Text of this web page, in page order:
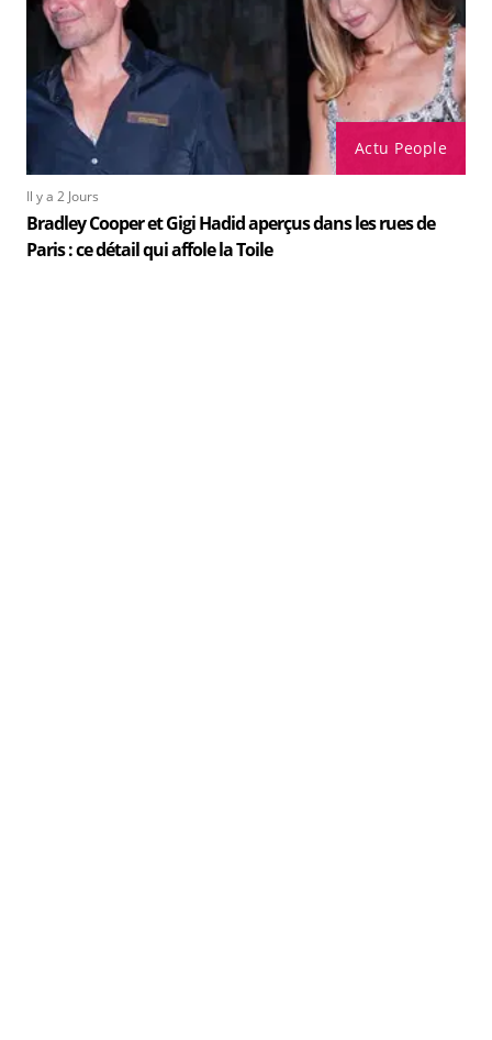
Actu People
Il y a 2 Jours
Bradley Cooper et Gigi Hadid aperçus dans les rues de
Paris : ce détail qui affole la Toile